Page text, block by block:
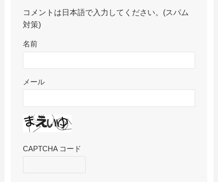
コメントは日本語で入力してください。(スパム
対策)
名前
メール
CAPTCHA コード